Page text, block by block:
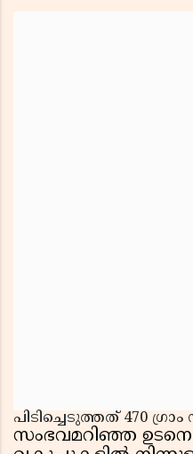
പിടിച്ചെടുത്തത് 470
സംഭവമറിഞ്ഞ